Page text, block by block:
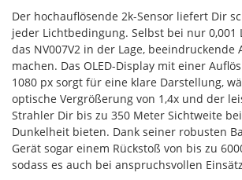
Der hochauflösende 2k-Sensor liefert Dir
jeder Lichtbedingung. Selbst bei nur 0,001
das NV007V2 in der Lage, beeindruckende
machen. Das OLED-Display mit einer
1080 px sorgt für eine klare Darstellung,
optische Vergrößerung von 1,4x und der
Strahler Dir bis zu 350 Meter Sichtweite
Dunkelheit bieten. Dank seiner robusten
Gerät sogar einem Rückstoß von bis zu
sodass es auch bei anspruchsvollen